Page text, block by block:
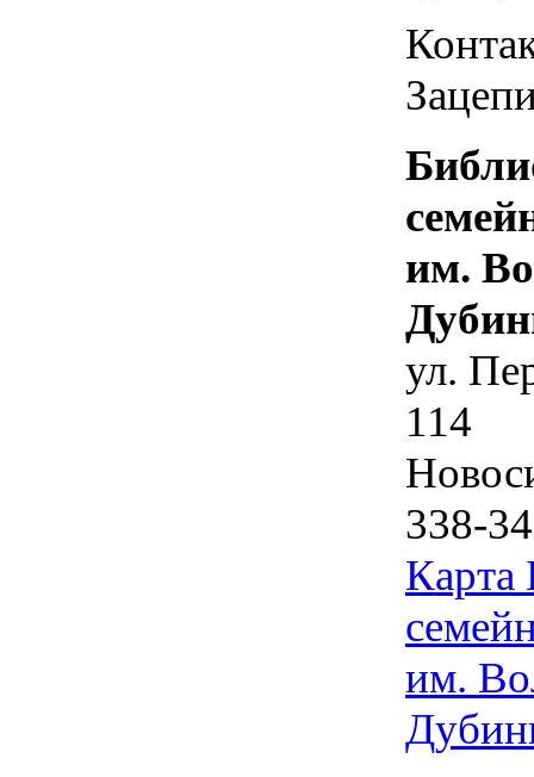
им.
ул.
114
338-
Карта
им.